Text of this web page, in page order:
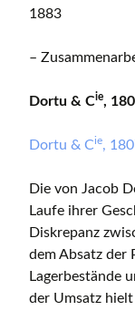
1883
–
Dortu & Cie,
Dortu & Cie,
Die von Jacob
Laufe ihrer
Diskrepanz
dem Absatz der
Lagerbestände
der Umsatz